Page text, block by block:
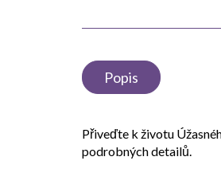
Popis
Přiveďte k životu
podrobných detailů.